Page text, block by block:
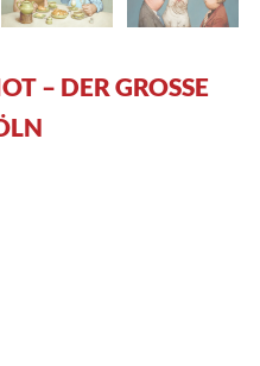
– DER GROSSE L